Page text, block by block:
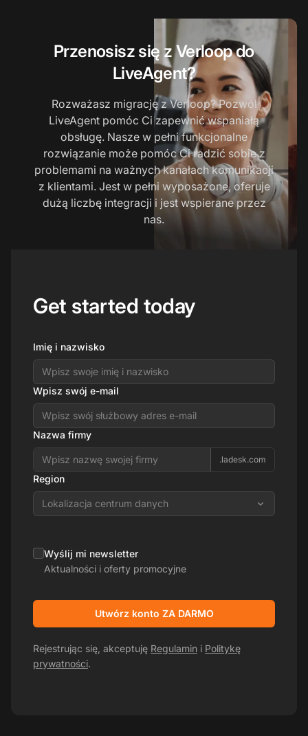
Przenosisz się z Verloop do
LiveAgent?
Rozważasz migrację z Verloop? Pozwól
LiveAgent pomóc Ci zapewnić wspaniałą
obsługę. Nasze w pełni funkcjonalne
rozwiązanie może pomóc Ci radzić sobie z
problemami na ważnych kanałach komunikacji
z klientami. Jest w pełni wyposażone, oferuje
dużą liczbę integracji i jest wspierane przez
nas.
Get started today
Imię i nazwisko
Wpisz swój e-mail
Nazwa firmy
.ladesk.com
Region
Lokalizacja centrum danych
Wyślij mi newsletter
Aktualności i oferty promocyjne
Utwórz konto ZA DARMO
Rejestrując się, akceptuję Regulamin i Politykę
prywatności.